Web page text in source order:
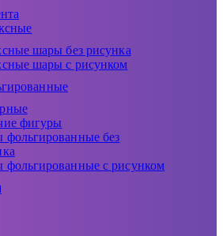
шары без рисунка
шары с рисунком
фигуры
без
с рисунком